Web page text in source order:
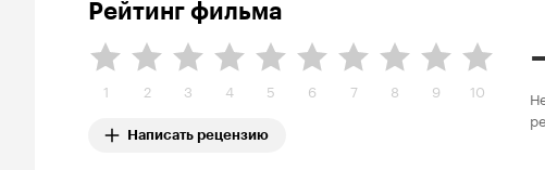
Рейтинг фильма
1 2 3 4 5 6 7 8 9 10
Написать рецензию